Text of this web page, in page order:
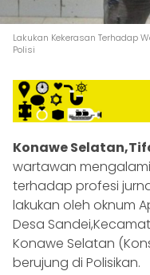
Lakukan Kekerasan Terhadap
Polisi
Konawe
wartawan
terhadap profesi
lakukan oleh oknum
Desa
Konawe Selatan
berujung di Polisikan.